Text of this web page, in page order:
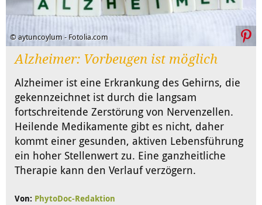
© aytuncoylum - Fotolia.com
Alzheimer: Vorbeugen ist möglich
Alzheimer ist eine Erkrankung des Gehirns, die
gekennzeichnet ist durch die langsam
fortschreitende Zerstörung von Nervenzellen.
Heilende Medikamente gibt es nicht, daher
kommt einer gesunden, aktiven Lebensführung
ein hoher Stellenwert zu. Eine ganzheitliche
Therapie kann den Verlauf verzögern.
Von: PhytoDoc-Redaktion